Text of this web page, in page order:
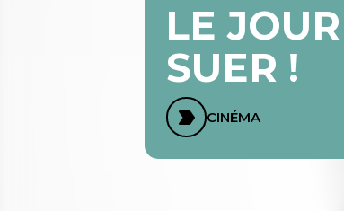
LE
SUER !
CINÉMA